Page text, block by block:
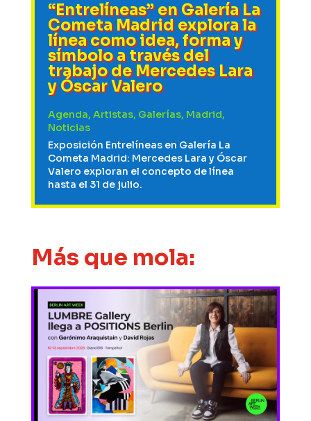
“Entrelíneas” en Galería La
Cometa Madrid explora la
línea como idea, forma y
símbolo a través del
trabajo de Mercedes Lara
y Óscar Valero
Agenda, Artistas, Galerías, Madrid,
Noticias
Exposición Entrelíneas en Galería La
Cometa Madrid: Mercedes Lara y Óscar
Valero exploran el concepto de línea
hasta el 31 de julio.
Más que mola: